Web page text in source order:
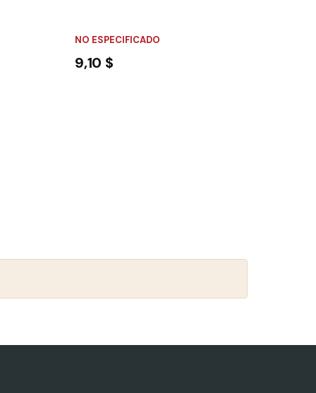
NO ESPECIFICADO
9,10 $